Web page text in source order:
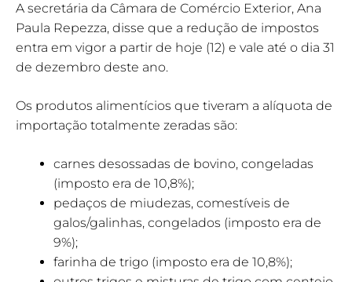
A secretária da Câmara de Comércio Exterior, Ana
Paula Repezza, disse que a redução de impostos
entra em vigor a partir de hoje (12) e vale até o dia 31
de dezembro deste ano.
Os produtos alimentícios que tiveram a alíquota de
importação totalmente zeradas são:
carnes desossadas de bovino, congeladas
(imposto era de 10,8%);
pedaços de miudezas, comestíveis de
galos/galinhas, congelados (imposto era de
9%);
farinha de trigo (imposto era de 10,8%);